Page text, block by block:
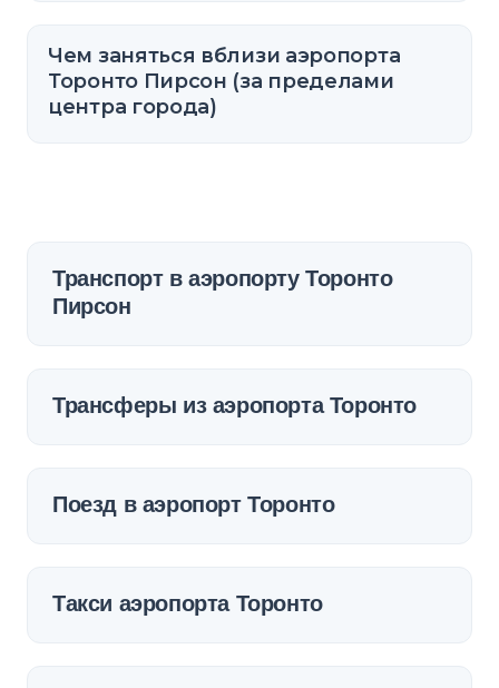
Чем заняться вблизи аэропорта
Торонто Пирсон (за пределами
центра города)
Транспорт в аэропорту Торонто
Пирсон
Трансферы из аэропорта Торонто
Поезд в аэропорт Торонто
Такси аэропорта Торонто